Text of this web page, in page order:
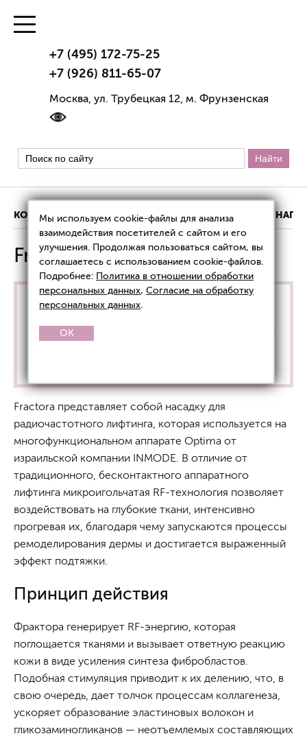
+7 (495) 172-75-25
+7 (926) 811-65-07
Москва, ул. Трубецкая 12, м. Фрунзенская
КОНТАКТЫ ИНФОРМАЦИЯ О КЛИНИКЕ НАШИ
Fractora
При проведении микроигольчатого RF-лифтинга
Fractora представляет собой насадку для
радиочастотного лифтинга, которая используется на
многофункциональном аппарате Optima от
израильской компании INMODE. В отличие от
традиционного, бесконтактного аппаратного
лифтинга микроигольчатая RF-технология позволяет
воздействовать на глубокие ткани, интенсивно
прогревая их, благодаря чему запускаются процессы
ремоделирования дермы и достигается выраженный
эффект подтяжки.
Принцип действия
Фрактора генерирует RF-энергию, которая
поглощается тканями и вызывает ответную реакцию
кожи в виде усиления синтеза фибробластов.
Подобная стимуляция приводит к их делению, что, в
свою очередь, дает толчок процессам коллагенеза,
ускоряет образование эластиновых волокон и
гликозаминогликанов — неотъемлемых составляющих
Мы используем cookie-файлы для анализа
взаимодействия посетителей с сайтом и его
улучшения. Продолжая пользоваться сайтом, вы
соглашаетесь с использованием cookie-файлов.
Подробнее: Политика в отношении обработки
персональных данных,Согласие на обработку
персональных данных.
OK